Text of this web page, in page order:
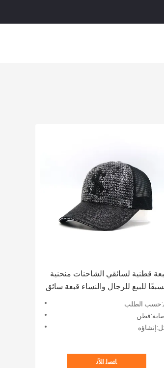
قطنية لسائقي الشاحنات منحنية
للبيع للرجال والنساء قبعة سائق
الشاحنة 6 ألواح - إغلاق Snapback رائعالطلب
ﺎﺘﺼﻟ ﺍﻶﻧ